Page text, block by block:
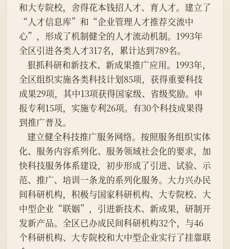
和大专院校，舍得花本钱招人才、育人才。建立了
“人才信息库”和“企业管理人才推荐交流中
心”，形成了机制健全的人才流动机制。1993年
全区引进各类人才317名，累计达到789名。
全区组织实施各类科技计划85项，获得重要科技
成果29项，其中13项获得国家级、省级奖励。申
报专利15项，实施专利26项。有30个科技成果得
到推广普及。
化、服务内容系列化、服务领域社会化的要求，加
快科技服务体系建设，初步形成了引进、试验、示
范、推广、培训一条龙的系列化服务。大力兴办民
间科研机构，积极与国家科研机构、大专院校、大
中型企业“联姻”，引进新技术、新成果，研制开
发新产品。全区已办成民间科研机构32个，与46
个科研机构、大专院校和大中型企业实行了挂靠联